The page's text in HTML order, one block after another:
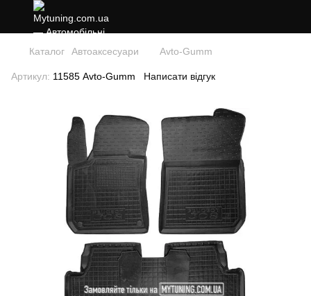
Каталог Автоаксесуари Avto-Gumm
Артикул: 11585 Avto-Gumm Написати відгук